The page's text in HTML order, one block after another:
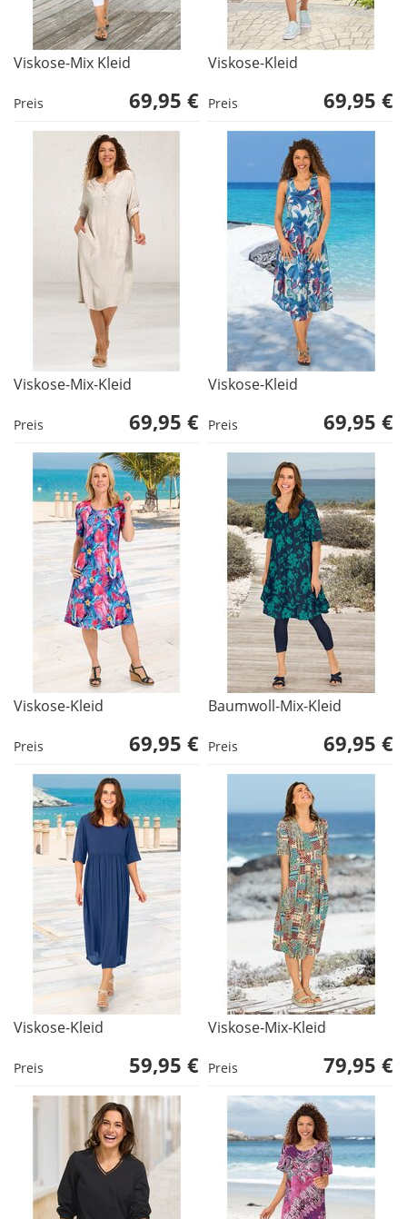
Viskose-Mix Kleid
Preis 69,95 €
Viskose-Kleid
Preis 69,95 €
Viskose-Mix-Kleid
Preis 69,95 €
Viskose-Kleid
Preis 69,95 €
Viskose-Kleid
Preis 69,95 €
Baumwoll-Mix-Kleid
Preis 69,95 €
Viskose-Kleid
Preis 59,95 €
Viskose-Mix-Kleid
Preis 79,95 €